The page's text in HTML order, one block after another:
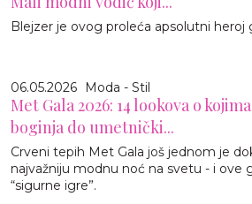
Blejzer je ovog proleća apsolutni heroj
06.05.2026 Moda - Stil
Met Gala 2026: 14 lookova o
boginja do umetnički...
Crveni tepih Met Gala još jednom je
najvažniju modnu noć na svetu - i ove
“sigurne igre”.